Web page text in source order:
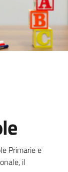
Primarie e
il